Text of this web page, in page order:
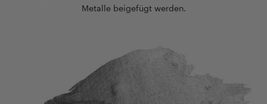
Metalle beigefügt werden.